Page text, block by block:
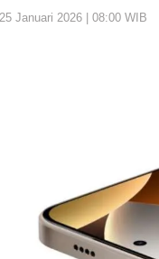
Januari 2026 | 08:00 WIB